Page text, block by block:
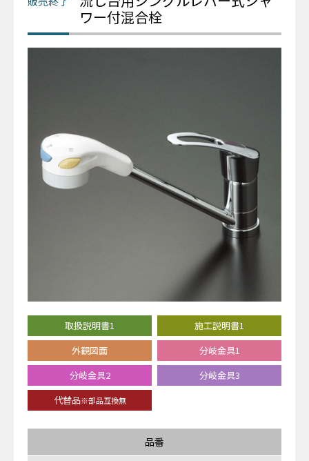
ワー付混合栓
取扱説明書1
施工説明書1
外観図面
分岐金具1
分岐金具2
分岐金具3
代替品※部品互換無
品番